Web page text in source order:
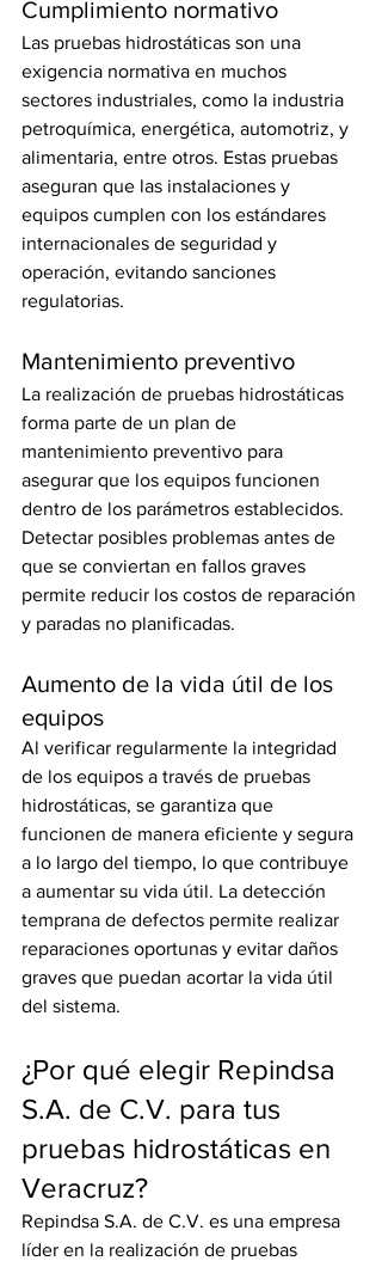
Cumplimiento normativo
Las pruebas hidrostáticas son una
exigencia normativa en muchos
sectores industriales, como la industria
petroquímica, energética, automotriz, y
alimentaria, entre otros. Estas pruebas
aseguran que las instalaciones y
equipos cumplen con los estándares
internacionales de seguridad y
operación, evitando sanciones
regulatorias.
Mantenimiento preventivo
La realización de pruebas hidrostáticas
forma parte de un plan de
mantenimiento preventivo para
asegurar que los equipos funcionen
dentro de los parámetros establecidos.
Detectar posibles problemas antes de
que se conviertan en fallos graves
permite reducir los costos de reparación
y paradas no planificadas.
Aumento de la vida útil de los
equipos
Al verificar regularmente la integridad
de los equipos a través de pruebas
hidrostáticas, se garantiza que
funcionen de manera eficiente y segura
a lo largo del tiempo, lo que contribuye
a aumentar su vida útil. La detección
temprana de defectos permite realizar
reparaciones oportunas y evitar daños
graves que puedan acortar la vida útil
del sistema.
¿Por qué elegir Repindsa
S.A. de C.V. para tus
pruebas hidrostáticas en
Veracruz?
Repindsa S.A. de C.V. es una empresa
líder en la realización de pruebas